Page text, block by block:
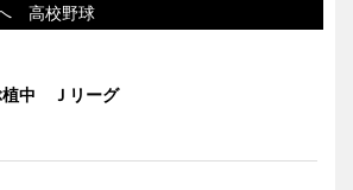
高校野球
植中 Ｊリーグ